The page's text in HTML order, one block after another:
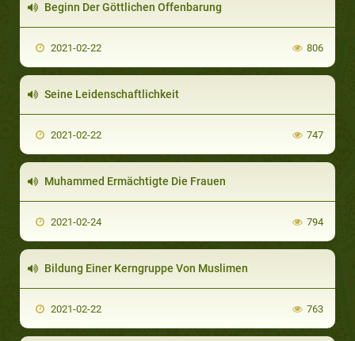
Beginn Der Göttlichen Offenbarung
2021-02-22 806
Seine Leidenschaftlichkeit
2021-02-22 747
Muhammed Ermächtigte Die Frauen
2021-02-24 794
Bildung Einer Kerngruppe Von Muslimen
2021-02-22 763